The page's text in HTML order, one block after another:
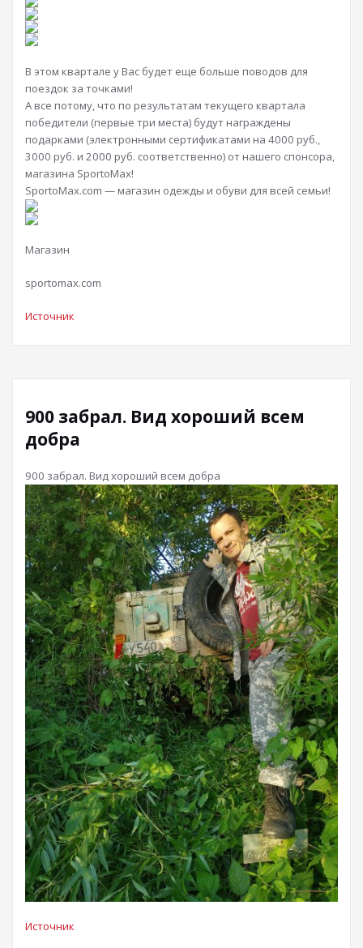
В этом квартале у Вас будет еще больше поводов для
поездок за точками!
А все потому, что по результатам текущего квартала
победители (первые три места) будут награждены
подарками (электронными сертификатами на 4000 руб.,
3000 руб. и 2000 руб. соответственно) от нашего спонсора,
магазина SportoMax!
SportoMax.com — магазин одежды и обуви для всей семьи!
Магазин
sportomax.com
Источник
900 забрал. Вид хороший всем
добра
900 забрал. Вид хороший всем добра
Источник